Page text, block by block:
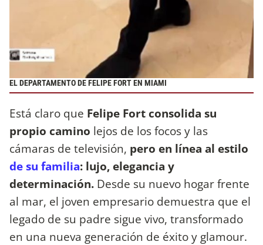
EL DEPARTAMENTO DE FELIPE FORT EN MIAMI
Está claro que Felipe Fort consolida su
propio camino lejos de los focos y las
cámaras de televisión, pero en línea al estilo
de su familia: lujo, elegancia y
determinación. Desde su nuevo hogar frente
al mar, el joven empresario demuestra que el
legado de su padre sigue vivo, transformado
en una nueva generación de éxito y glamour.